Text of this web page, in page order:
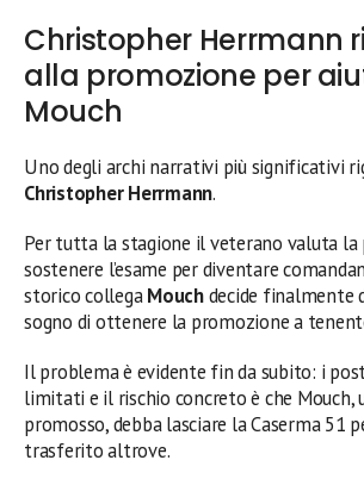
Christopher Herrmann
alla promozione per
Mouch
Uno degli archi narrativi più significativi
Christopher Herrmann.
Per tutta la stagione il veterano valuta la
sostenere l’esame per diventare
storico collegaMouchdecide finalmente
sogno di ottenere la promozione a
Il problema è evidente fin da subito: i
limitati e il rischio concreto è che Mouch,
promosso, debba lasciare la Caserma 51
trasferito altrove.